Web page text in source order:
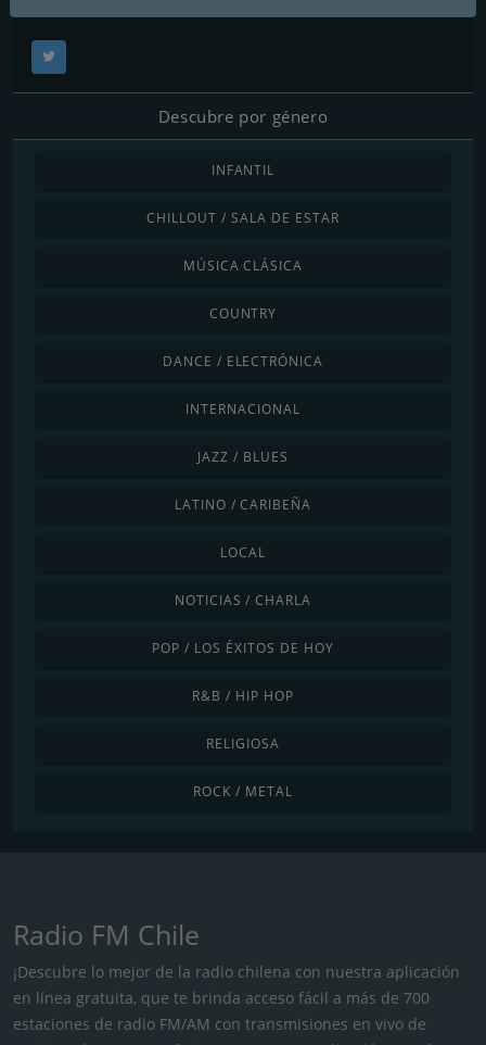
Descubre por género
INFANTIL
CHILLOUT / SALA DE ESTAR
MÚSICA CLÁSICA
COUNTRY
DANCE / ELECTRÓNICA
INTERNACIONAL
JAZZ / BLUES
LATINO / CARIBEÑA
LOCAL
NOTICIAS / CHARLA
POP / LOS ÉXITOS DE HOY
R&B / HIP HOP
RELIGIOSA
ROCK / METAL
Radio FM Chile
¡Descubre lo mejor de la radio chilena con nuestra aplicación
en línea gratuita, que te brinda acceso fácil a más de 700
estaciones de radio FM/AM con transmisiones en vivo de